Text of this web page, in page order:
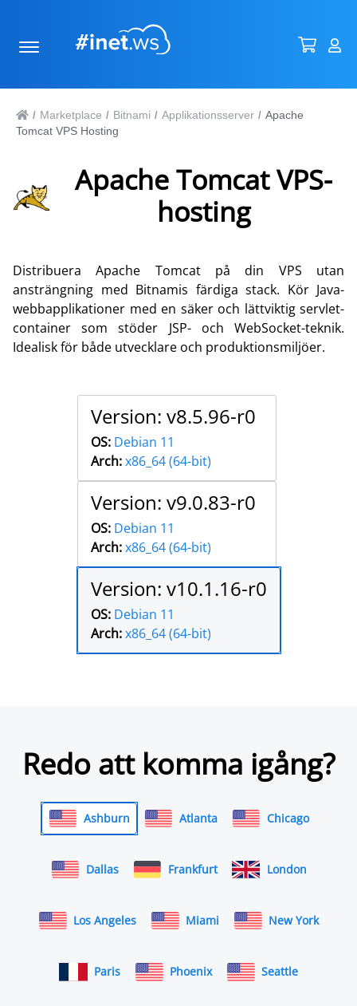
/ Marketplace / Bitnami / Applikationsserver / Apache
Tomcat VPS Hosting
Apache Tomcat VPS-
hosting
Distribuera Apache Tomcat på din VPS utan
ansträngning med Bitnamis färdiga stack. Kör Java-
webbapplikationer med en säker och lättviktig servlet-
container som stöder JSP- och WebSocket-teknik.
Idealisk för både utvecklare och produktionsmiljöer.
Version: v8.5.96-r0
OS: Debian 11
Arch: x86_64 (64-bit)
Version: v9.0.83-r0
OS: Debian 11
Arch: x86_64 (64-bit)
Version: v10.1.16-r0
OS: Debian 11
Arch: x86_64 (64-bit)
Redo att komma igång?
Ashburn Atlanta Chicago
Dallas Frankfurt London
Los Angeles Miami New York
Paris Phoenix Seattle